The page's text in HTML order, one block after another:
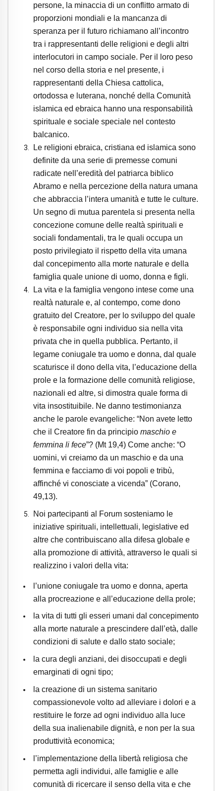
persone, la minaccia di un conflitto armato di
proporzioni mondiali e la mancanza di
speranza per il futuro richiamano all’incontro
tra i rappresentanti delle religioni e degli altri
interlocutori in campo sociale. Per il loro peso
nel corso della storia e nel presente, i
rappresentanti della Chiesa cattolica,
ortodossa e luterana, nonché della Comunità
islamica ed ebraica hanno una responsabilità
spirituale e sociale speciale nel contesto
balcanico.
Le religioni ebraica, cristiana ed islamica sono
definite da una serie di premesse comuni
radicate nell’eredità del patriarca biblico
Abramo e nella percezione della natura umana
che abbraccia l’intera umanità e tutte le culture.
Un segno di mutua parentela si presenta nella
concezione comune delle realtà spirituali e
sociali fondamentali, tra le quali occupa un
posto privilegiato il rispetto della vita umana
dal concepimento alla morte naturale e della
famiglia quale unione di uomo, donna e figli.
La vita e la famiglia vengono intese come una
realtà naturale e, al contempo, come dono
gratuito del Creatore, per lo sviluppo del quale
è responsabile ogni individuo sia nella vita
privata che in quella pubblica. Pertanto, il
legame coniugale tra uomo e donna, dal quale
scaturisce il dono della vita, l’educazione della
prole e la formazione delle comunità religiose,
nazionali ed altre, si dimostra quale forma di
vita insostituibile. Ne danno testimonianza
anche le parole evangeliche: “Non avete letto
che il Creatore fin da principio maschio e
femmina li fece”? (Mt 19,4) Come anche: “O
uomini, vi creiamo da un maschio e da una
femmina e facciamo di voi popoli e tribù,
affinché vi conosciate a vicenda” (Corano,
49,13).
Noi partecipanti al Forum sosteniamo le
iniziative spirituali, intellettuali, legislative ed
altre che contribuiscano alla difesa globale e
alla promozione di attività, attraverso le quali si
realizzino i valori della vita:
l’unione coniugale tra uomo e donna, aperta
alla procreazione e all’educazione della prole;
la vita di tutti gli esseri umani dal concepimento
alla morte naturale a prescindere dall’età, dalle
condizioni di salute e dallo stato sociale;
la cura degli anziani, dei disoccupati e degli
emarginati di ogni tipo;
la creazione di un sistema sanitario
compassionevole volto ad alleviare i dolori e a
restituire le forze ad ogni individuo alla luce
della sua inalienabile dignità, e non per la sua
produttività economica;
l’implementazione della libertà religiosa che
permetta agli individui, alle famiglie e alle
comunità di ricercare il senso della vita e che